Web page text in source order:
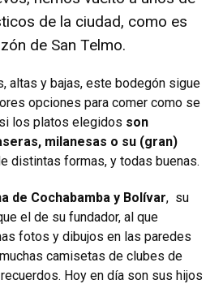
de la ciudad, como es
de San Telmo.
altas y bajas, este bodegón sigue
opciones para comer como se
los platos elegidos son
milanesas o su (gran)
distintas formas, y todas buenas.
de Cochabamba y Bolívar, su
el de su fundador, al que
fotos y dibujos en las paredes
camisetas de clubes de
Hoy en día son sus hijos